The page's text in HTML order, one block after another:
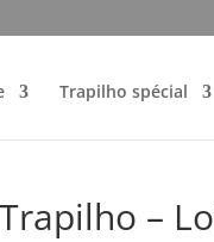
Trapilho spécial
Trapilho –